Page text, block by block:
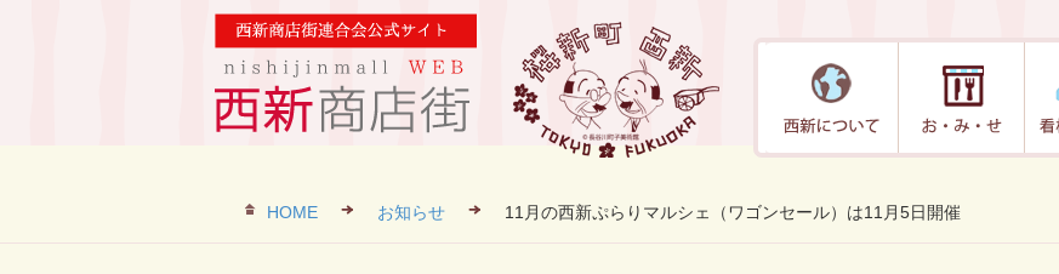
HOME お知らせ 11月の西新ぷらりマルシェ（ワゴンセール）は11月5日開催